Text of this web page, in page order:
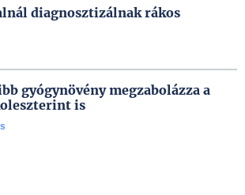
diagnosztizálnak rákos
gyógynövény megzabolázza a
is